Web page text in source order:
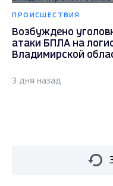
ПРОИСШЕСТВИЯ
Возбуждено
атаки БПЛА на
Владимирской
3 дня назад